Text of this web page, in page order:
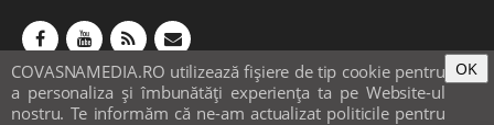
COVASNAMEDIA.RO utilizează fişiere de tip cookie pentru
a personaliza și îmbunătăți experiența ta pe Website-ul
nostru. Te informăm că ne-am actualizat politicile pentru
OK
Abonamente Publicitate
Mica publicitate
Contact
Sondaje POLITICA COOKIE-URI & GDPR